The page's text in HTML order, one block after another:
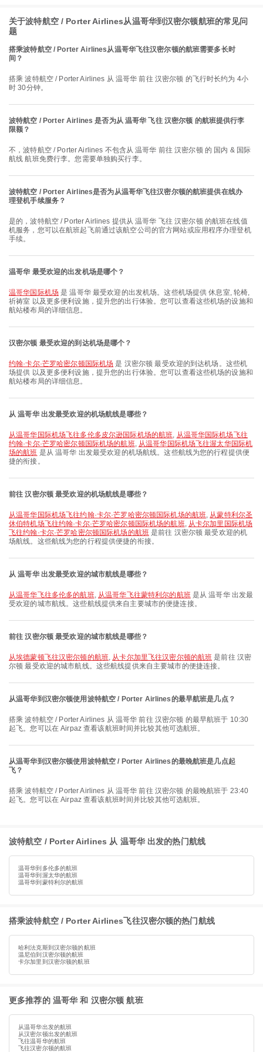
关于波特航空 / Porter Airlines从温哥华到汉密尔顿航班的常见问
题
搭乘波特航空 / Porter Airlines从温哥华飞往汉密尔顿的航班需要多长时
间？
搭乘 波特航空 / Porter Airlines 从 温哥华 前往 汉密尔顿 的飞行时长约为 4小
时 30分钟。
波特航空 / Porter Airlines 是否为从 温哥华 飞往 汉密尔顿 的航班提供行李
限额？
不，波特航空 / Porter Airlines 不包含从 温哥华 前往 汉密尔顿 的 国内 & 国际
航线 航班免费行李。您需要单独购买行李。
波特航空 / Porter Airlines是否为从温哥华飞往汉密尔顿的航班提供在线办
理登机手续服务？
是的，波特航空 / Porter Airlines 提供从 温哥华 飞往 汉密尔顿 的航班在线值
机服务，您可以在航班起飞前通过该航空公司的官方网站或应用程序办理登机
手续。
温哥华 最受欢迎的出发机场是哪个？
温哥华国际机场是 温哥华 最受欢迎的出发机场。这些机场提供 休息室, 轮椅,
祈祷室 以及更多便利设施，提升您的出行体验。您可以查看这些机场的设施和
航站楼布局的详细信息。
汉密尔顿 最受欢迎的到达机场是哪个？
约翰·卡尔·芒罗哈密尔顿国际机场 是 汉密尔顿 最受欢迎的到达机场。这些机
场提供 以及更多便利设施，提升您的出行体验。您可以查看这些机场的设施和
航站楼布局的详细信息。
从 温哥华 出发最受欢迎的机场航线是哪些？
从温哥华国际机场飞往多伦多皮尔逊国际机场的航班, 从温哥华国际机场飞往
约翰·卡尔·芒罗哈密尔顿国际机场的航班, 从温哥华国际机场飞往渥太华国际机
场的航班 是从 温哥华 出发最受欢迎的机场航线。这些航线为您的行程提供便
捷的衔接。
前往 汉密尔顿 最受欢迎的机场航线是哪些？
从温哥华国际机场飞往约翰·卡尔·芒罗哈密尔顿国际机场的航班, 从蒙特利尔圣
休伯特机场飞往约翰·卡尔·芒罗哈密尔顿国际机场的航班, 从卡尔加里国际机场
飞往约翰·卡尔·芒罗哈密尔顿国际机场的航班是前往 汉密尔顿 最受欢迎的机
场航线。这些航线为您的行程提供便捷的衔接。
从 温哥华 出发最受欢迎的城市航线是哪些？
从温哥华飞往多伦多的航班, 从温哥华飞往蒙特利尔的航班是从 温哥华 出发最
受欢迎的城市航线。这些航线提供来自主要城市的便捷连接。
前往 汉密尔顿 最受欢迎的城市航线是哪些？
从埃德蒙顿飞往汉密尔顿的航班, 从卡尔加里飞往汉密尔顿的航班 是前往 汉密
尔顿 最受欢迎的城市航线。这些航线提供来自主要城市的便捷连接。
从温哥华到汉密尔顿使用波特航空 / Porter Airlines的最早航班是几点？
搭乘 波特航空 / Porter Airlines 从 温哥华 前往 汉密尔顿 的最早航班于 10:30
起飞。您可以在 Airpaz 查看该航班时间并比较其他可选航班。
从温哥华到汉密尔顿使用波特航空 / Porter Airlines的最晚航班是几点起
飞？
搭乘 波特航空 / Porter Airlines 从 温哥华 前往 汉密尔顿 的最晚航班于 23:40
起飞。您可以在 Airpaz 查看该航班时间并比较其他可选航班。
波特航空 / Porter Airlines 从 温哥华 出发的热门航线
温哥华到多伦多的航班
温哥华到渥太华的航班
温哥华到蒙特利尔的航班
搭乘波特航空 / Porter Airlines飞往汉密尔顿的热门航线
哈利法克斯到汉密尔顿的航班
温尼伯到汉密尔顿的航班
卡尔加里到汉密尔顿的航班
更多推荐的 温哥华 和 汉密尔顿 航班
从温哥华出发的航班
从汉密尔顿出发的航班
飞往温哥华的航班
飞往汉密尔顿的航班